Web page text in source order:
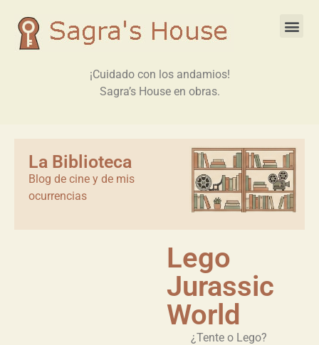
¡Cuidado con los andamios!
Sagra’s House en obras.
La Biblioteca
Blog de cine y de mis
ocurrencias
Lego
Jurassic
World
¿Tente o Lego?